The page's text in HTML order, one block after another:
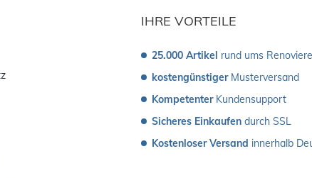
IHRE VORTEILE
25.000 Artikel rund ums
kostengünstiger Musterversand
Kompetenter Kundensupport
Sicheres Einkaufen durch SSL
Kostenloser Versand innerhalb